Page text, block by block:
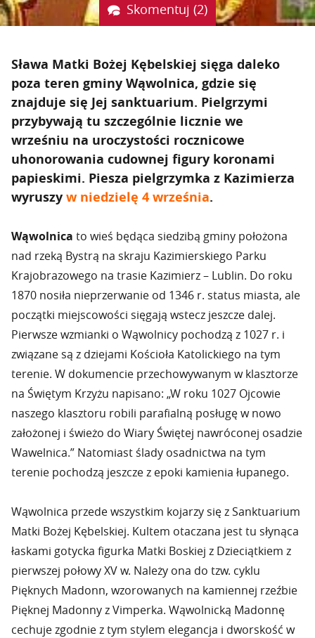
Skomentuj (2)
Sława Matki Bożej Kębelskiej sięga daleko
poza teren gminy Wąwolnica, gdzie się
znajduje się Jej sanktuarium. Pielgrzymi
przybywają tu szczególnie licznie we
wrześniu na uroczystości rocznicowe
uhonorowania cudownej figury koronami
papieskimi. Piesza pielgrzymka z Kazimierza
wyruszy w niedzielę 4 września.
Wąwolnica to wieś będąca siedzibą gminy położona
nad rzeką Bystrą na skraju Kazimierskiego Parku
Krajobrazowego na trasie Kazimierz – Lublin. Do roku
1870 nosiła nieprzerwanie od 1346 r. status miasta, ale
początki miejscowości sięgają wstecz jeszcze dalej.
Pierwsze wzmianki o Wąwolnicy pochodzą z 1027 r. i
związane są z dziejami Kościoła Katolickiego na tym
terenie. W dokumencie przechowywanym w klasztorze
na Świętym Krzyżu napisano: „W roku 1027 Ojcowie
naszego klasztoru robili parafialną posługę w nowo
założonej i świeżo do Wiary Świętej nawróconej osadzie
Wawelnica.” Natomiast ślady osadnictwa na tym
terenie pochodzą jeszcze z epoki kamienia łupanego.
Wąwolnica przede wszystkim kojarzy się z Sanktuarium
Matki Bożej Kębelskiej. Kultem otaczana jest tu słynąca
łaskami gotycka figurka Matki Boskiej z Dzieciątkiem z
pierwszej połowy XV w. Należy ona do tzw. cyklu
Pięknych Madonn, wzorowanych na kamiennej rzeźbie
Pięknej Madonny z Vimperka. Wąwolnicką Madonnę
cechuje zgodnie z tym stylem elegancja i dworskość w